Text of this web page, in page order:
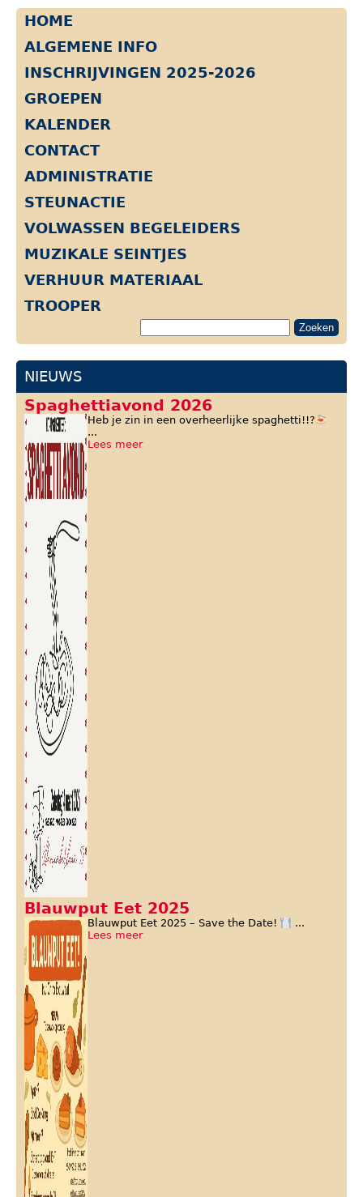
HOME
ALGEMENE INFO
INSCHRIJVINGEN 2025-2026
GROEPEN
KALENDER
CONTACT
ADMINISTRATIE
STEUNACTIE
VOLWASSEN BEGELEIDERS
MUZIKALE SEINTJES
VERHUUR MATERIAAL
TROOPER
naar:
NIEUWS
Spaghettiavond 2026
Heb je zin in een overheerlijke spaghetti!!?
...
Lees meer
Blauwput Eet 2025
Blauwput Eet 2025 – Save the Date!
...
Lees meer